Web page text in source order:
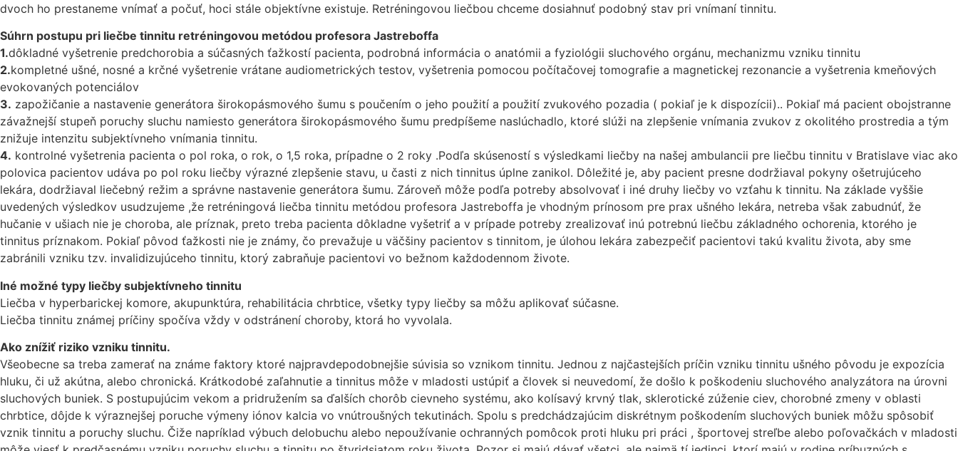
dvoch ho prestaneme vnímať a počuť, hoci stále objektívne existuje. Retréningovou liečbou chceme dosiahnuť podobný stav pri vnímaní tinnitu.
Súhrn postupu pri liečbe tinnitu retréningovou metódou profesora Jastreboffa
1.dôkladné vyšetrenie predchorobia a súčasných ťažkostí pacienta, podrobná informácia o anatómii a fyziológii sluchového orgánu, mechanizmu vzniku tinnitu
2.kompletné ušné, nosné a krčné vyšetrenie vrátane audiometrických testov, vyšetrenia pomocou počítačovej tomografie a magnetickej rezonancie a vyšetrenia kmeňových
evokovaných potenciálov
3. zapožičanie a nastavenie generátora širokopásmového šumu s poučením o jeho použití a použití zvukového pozadia ( pokiaľ je k dispozícii).. Pokiaľ má pacient obojstranne
závažnejší stupeň poruchy sluchu namiesto generátora širokopásmového šumu predpíšeme naslúchadlo, ktoré slúži na zlepšenie vnímania zvukov z okolitého prostredia a tým
znižuje intenzitu subjektívneho vnímania tinnitu.
4. kontrolné vyšetrenia pacienta o pol roka, o rok, o 1,5 roka, prípadne o 2 roky .Podľa skúseností s výsledkami liečby na našej ambulancii pre liečbu tinnitu v Bratislave viac ako
polovica pacientov udáva po pol roku liečby výrazné zlepšenie stavu, u časti z nich tinnitus úplne zanikol. Dôležité je, aby pacient presne dodržiaval pokyny ošetrujúceho
lekára, dodržiaval liečebný režim a správne nastavenie generátora šumu. Zároveň môže podľa potreby absolvovať i iné druhy liečby vo vzťahu k tinnitu. Na základe vyššie
uvedených výsledkov usudzujeme ,že retréningová liečba tinnitu metódou profesora Jastreboffa je vhodným prínosom pre prax ušného lekára, netreba však zabudnúť, že
hučanie v ušiach nie je choroba, ale príznak, preto treba pacienta dôkladne vyšetriť a v prípade potreby zrealizovať inú potrebnú liečbu základného ochorenia, ktorého je
tinnitus príznakom. Pokiaľ pôvod ťažkosti nie je známy, čo prevažuje u väčšiny pacientov s tinnitom, je úlohou lekára zabezpečiť pacientovi takú kvalitu života, aby sme
zabránili vzniku tzv. invalidizujúceho tinnitu, ktorý zabraňuje pacientovi vo bežnom každodennom živote.
Iné možné typy liečby subjektívneho tinnitu
Liečba v hyperbarickej komore, akupunktúra, rehabilitácia chrbtice, všetky typy liečby sa môžu aplikovať súčasne.
Liečba tinnitu známej príčiny spočíva vždy v odstránení choroby, ktorá ho vyvolala.
Ako znížiť riziko vzniku tinnitu.
Všeobecne sa treba zamerať na známe faktory ktoré najpravdepodobnejšie súvisia so vznikom tinnitu. Jednou z najčastejších príčin vzniku tinnitu ušného pôvodu je expozícia
hluku, či už akútna, alebo chronická. Krátkodobé zaľahnutie a tinnitus môže v mladosti ustúpiť a človek si neuvedomí, že došlo k poškodeniu sluchového analyzátora na úrovni
sluchových buniek. S postupujúcim vekom a pridružením sa ďalších chorôb cievneho systému, ako kolísavý krvný tlak, sklerotické zúženie ciev, chorobné zmeny v oblasti
chrbtice, dôjde k výraznejšej poruche výmeny iónov kalcia vo vnútroušných tekutinách. Spolu s predchádzajúcim diskrétnym poškodením sluchových buniek môžu spôsobiť
vznik tinnitu a poruchy sluchu. Čiže napríklad výbuch delobuchu alebo nepoužívanie ochranných pomôcok proti hluku pri práci , športovej streľbe alebo poľovačkách v mladosti